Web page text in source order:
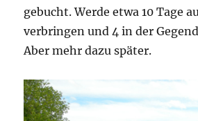
gebucht. Werde etwa 10 Tage
verbringen und 4 in der
Aber mehr dazu später.